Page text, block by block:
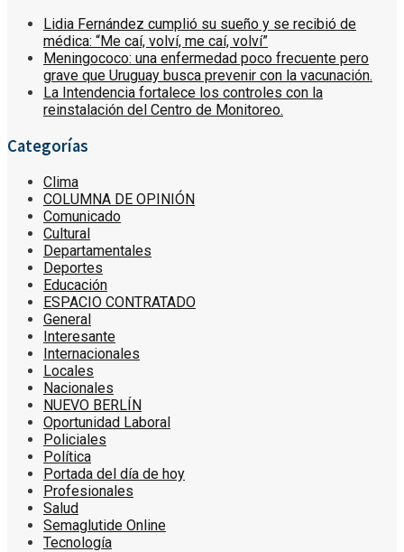
Lidia Fernández cumplió su sueño y se recibió de
médica: “Me caí, volví, me caí, volví”
Meningococo: una enfermedad poco frecuente pero
grave que Uruguay busca prevenir con la vacunación.
La Intendencia fortalece los controles con la
reinstalación del Centro de Monitoreo.
Categorías
Clima
COLUMNA DE OPINIÓN
Comunicado
Cultural
Departamentales
Deportes
Educación
ESPACIO CONTRATADO
General
Interesante
Internacionales
Locales
Nacionales
NUEVO BERLÍN
Oportunidad Laboral
Policiales
Política
Portada del día de hoy
Profesionales
Salud
Semaglutide Online
Tecnología